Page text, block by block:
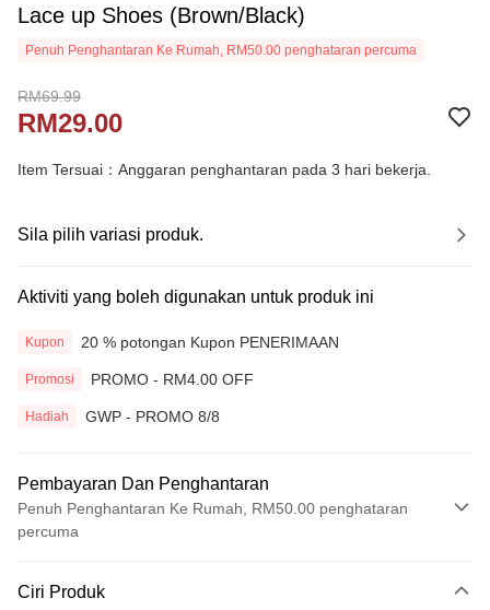
Lace up Shoes (Brown/Black)
Penuh Penghantaran Ke Rumah, RM50.00 penghataran percuma
RM69.99
RM29.00
Item Tersuai：Anggaran penghantaran pada 3 hari bekerja.
Sila pilih variasi produk.
Aktiviti yang boleh digunakan untuk produk ini
Kupon 20 % potongan Kupon PENERIMAAN
Promosi PROMO - RM4.00 OFF
Hadiah GWP - PROMO 8/8
Pembayaran Dan Penghantaran
Penuh Penghantaran Ke Rumah, RM50.00 penghataran
percuma
Kad Kredit
Ciri Produk